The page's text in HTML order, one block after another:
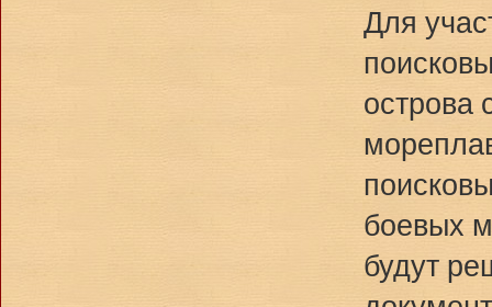
Для
острова
боевых
будут